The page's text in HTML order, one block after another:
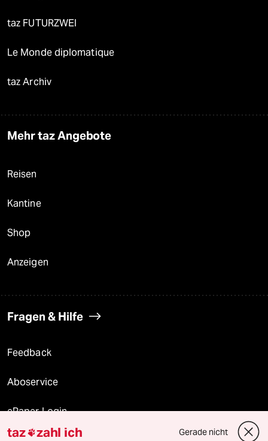
taz FUTURZWEI
Le Monde diplomatique
taz Archiv
Mehr taz Angebote
Reisen
Kantine
Shop
Anzeigen
Fragen & Hilfe
Feedback
Aboservice
ePaper Login
taz zahl ich Gerade nicht